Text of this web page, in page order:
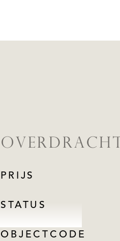
OVERDRACHT
PRIJS
STATUS
OBJECTCODE